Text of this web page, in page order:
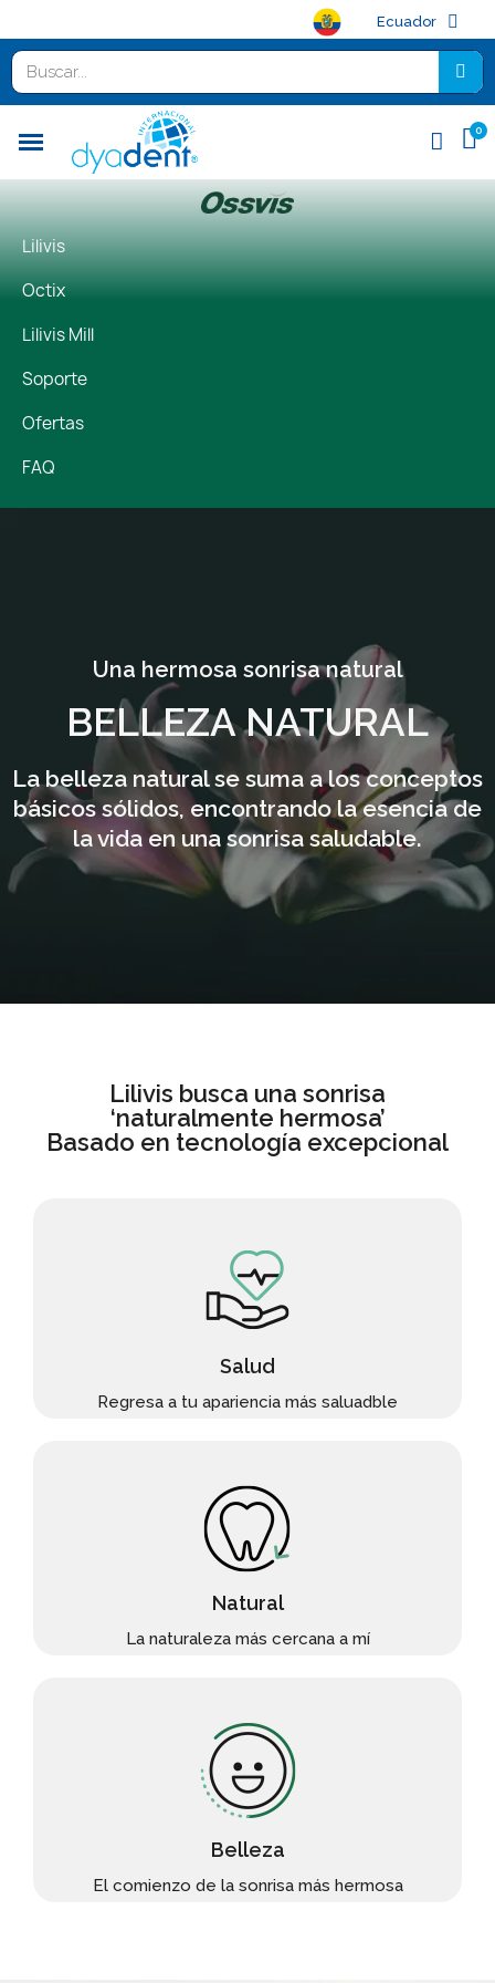
Ecuador
Lilivis
Octix
Lilivis Mill
Soporte
Ofertas
FAQ
Una hermosa sonrisa natural
BELLEZA NATURAL
La belleza natural se suma a los conceptos
básicos sólidos, encontrando la esencia de
la vida en una sonrisa saludable.
Lilivis busca una sonrisa
‘naturalmente hermosa’
Basado en tecnología excepcional
Salud
Regresa a tu apariencia más saluadble
Natural
La naturaleza más cercana a mí
Belleza
El comienzo de la sonrisa más hermosa